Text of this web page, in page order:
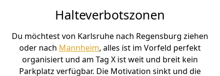
Halteverbotszonen
Du möchtest von Karlsruhe nach Regensburg ziehen
oder nach Mannheim, alles ist im Vorfeld perfekt
organisiert und am Tag X ist weit und breit kein
Parkplatz verfügbar. Die Motivation sinkt und die